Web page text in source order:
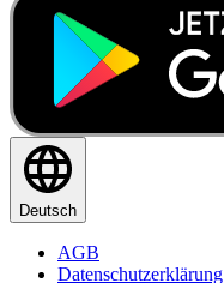
Deutsch
AGB
Datenschutzerklärung